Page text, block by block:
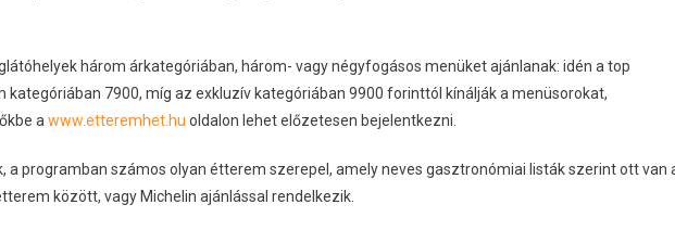
három árkategóriában, három- vagy négyfogásos menüket ajánlanak: idén a top
kategóriában 7900, míg az exkluzív kategóriában 9900 forinttól kínálják a menüsorokat,
a www.etteremhet.hu oldalon lehet előzetesen bejelentkezni.
a programban számos olyan étterem szerepel, amely neves gasztronómiai listák szerint ott van
között, vagy Michelin ajánlással rendelkezik.